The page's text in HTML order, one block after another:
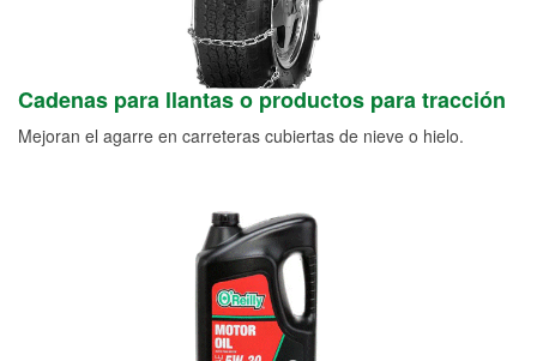
Cadenas para llantas o productos para tracción
Mejoran el agarre en carreteras cubiertas de nieve o hielo.